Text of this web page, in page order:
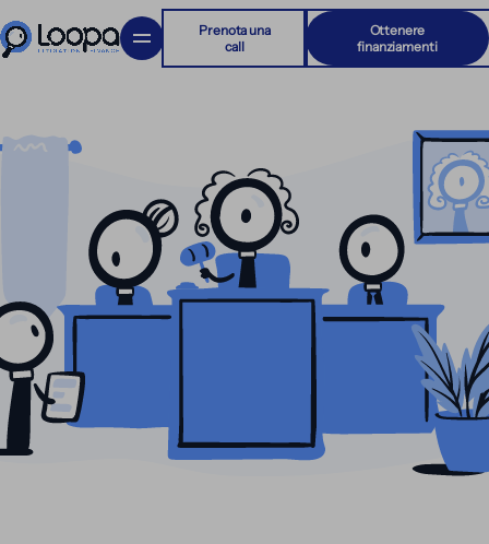
Prenota una
call
Ottenere
finanziamenti